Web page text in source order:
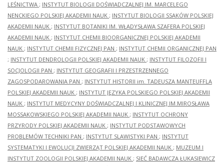
LEŚNICTWA ; INSTYTUT BIOLOGII DOŚWIADCZALNEJ IM. MARCELEGO
NENCKIEGO POLSKIEJ AKADEMII NAUK ; INSTYTUT BIOLOGII SSAKÓW POLSKIEJ
AKADEMII NAUK ; INSTYTUT BOTANIKI IM. WŁADYSŁAWA SZAFERA POLSKIEJ
AKADEMII NAUK ; INSTYTUT CHEMII BIOORGANICZNEJ POLSKIEJ AKADEMII
NAUK ; INSTYTUT CHEMII FIZYCZNEJ PAN ; INSTYTUT CHEMII ORGANICZNEJ PAN
; INSTYTUT DENDROLOGII POLSKIEJ AKADEMII NAUK ; INSTYTUT FILOZOFII I
SOCJOLOGII PAN ; INSTYTUT GEOGRAFII I PRZESTRZENNEGO
ZAGOSPODAROWANIA PAN ; INSTYTUT HISTORII im. TADEUSZA MANTEUFFLA
POLSKIEJ AKADEMII NAUK ; INSTYTUT JĘZYKA POLSKIEGO POLSKIEJ AKADEMII
NAUK ; INSTYTUT MEDYCYNY DOŚWIADCZALNEJ I KLINICZNEJ IM.MIROSŁAWA
MOSSAKOWSKIEGO POLSKIEJ AKADEMII NAUK ; INSTYTUT OCHRONY
PRZYRODY POLSKIEJ AKADEMII NAUK ; INSTYTUT PODSTAWOWYCH
PROBLEMÓW TECHNIKI PAN ; INSTYTUT SLAWISTYKI PAN ; INSTYTUT
SYSTEMATYKI I EWOLUCJI ZWIERZĄT POLSKIEJ AKADEMII NAUK ; MUZEUM I
INSTYTUT ZOOLOGII POLSKIEJ AKADEMII NAUK ; SIEĆ BADAWCZA ŁUKASIEWICZ